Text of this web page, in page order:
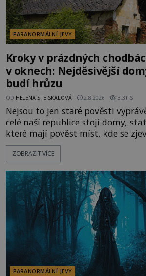
PARANORMÁLNÍ JEVY
Kroky v prázdných
v oknech: Nejděsivější
budí hrůzu
OD HELENA STEJSKALOVÁ 2.8.2026 3.3TIS
Nejsou to jen staré pověsti
celé naší republice stojí domy,
které mají pověst míst, kde se
ozývají nevysvětlitelné zvuky nebo
jevy. Zatímco historici většinou hledají racionální
lokality vykazují nápadně
celé generace. A právě tato
ZOBRAZIT VÍCE
PARANORMÁLNÍ JEVY